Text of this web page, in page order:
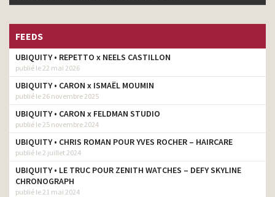
FEEDS
UBIQUITY • REPETTO x NEELS CASTILLON
publié le 22 mai 2026
UBIQUITY • CARON x ISMAËL MOUMIN
publié le 26 novembre 2025
UBIQUITY • CARON x FELDMAN STUDIO
publié le 25 novembre 2024
UBIQUITY • CHRIS ROMAN POUR YVES ROCHER – HAIRCARE
publié le 2 juillet 2024
UBIQUITY • LE TRUC POUR ZENITH WATCHES – DEFY SKYLINE
CHRONOGRAPH
publié le 21 mai 2024